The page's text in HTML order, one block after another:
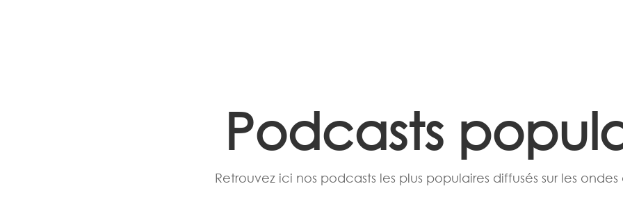
Podcasts
Retrouvez ici nos podcasts les plus populaires diffusés sur les